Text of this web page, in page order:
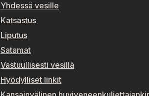
Yhdessä vesille
Katsastus
Liputus
Satamat
Vastuullisesti vesillä
Hyödylliset linkit